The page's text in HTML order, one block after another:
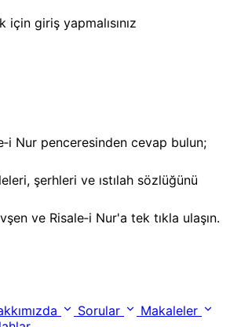
giriş yapmalısınız
Nur penceresinden cevap bulun;
şerhleri ve ıstılah sözlüğünü
ve Risale‑i Nur'a tek tıkla ulaşın.
HesabıHesabı
X Hesabı
Sorular
Makaleler